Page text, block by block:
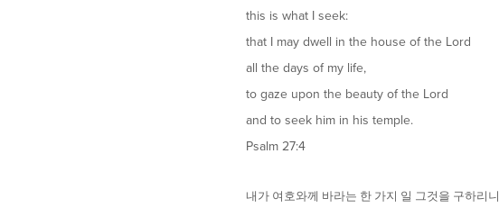
this is what I seek:
that I may dwell in the house of the Lord
all the days of my life,
to gaze upon the beauty of the Lord
and to seek him in his temple.
Psalm 27:4
내가 여호와께 바라는 한 가지 일 그것을 구하리니